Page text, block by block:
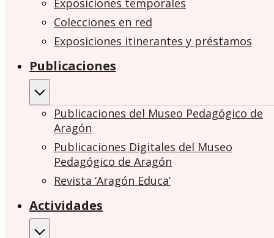
Exposiciones temporales
Colecciones en red
Exposiciones itinerantes y préstamos
Publicaciones
Publicaciones del Museo Pedagógico de
Aragón
Publicaciones Digitales del Museo
Pedagógico de Aragón
Revista ‘Aragón Educa’
Actividades